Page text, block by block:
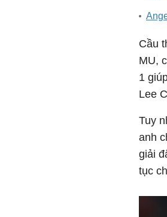
Cầu
MU,
1
Lee
Tuy
anh
giải
tục